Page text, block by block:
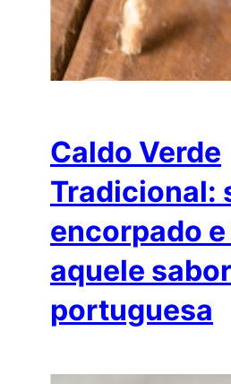
Caldo Verde
Tradicional:
encorpado
aquele
portuguesa